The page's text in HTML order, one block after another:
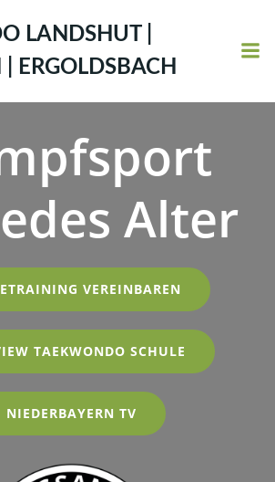
Inhalt
springen
LANDSHUT |
| ERGOLDSBACH
Alter
VEREINBAREN
TAEKWONDO SCHULE
NIEDERBAYERN TV